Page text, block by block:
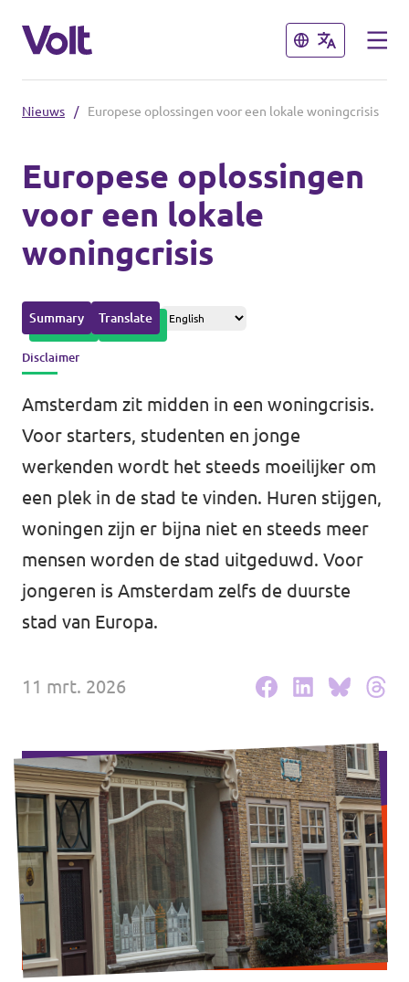
Sluiten
Volt Amsterdam
Volt Arnhem
Volt Delft
...alle Volt gemeenten
Afdelingen in de provincies
Volt Fryslân
Volt Provincie Utrecht
...alle Volt provincies
Sluiten
Standpunten
Over Volt
Mensen
Agenda
Doneer
Word lid
Werken bij Volt
Contact
Sprekersaanvraag
Volt There - Buitenlandstichting Volt
Nieuws / Europese oplossingen voor een lokale woningcrisis
Europese oplossingen
voor een lokale
woningcrisis
Summary Translate
Disclaimer
Amsterdam zit midden in een woningcrisis.
Voor starters, studenten en jonge
werkenden wordt het steeds moeilijker om
een plek in de stad te vinden. Huren stijgen,
woningen zijn er bijna niet en steeds meer
mensen worden de stad uitgeduwd. Voor
jongeren is Amsterdam zelfs de duurste
stad van Europa.
11 mrt. 2026